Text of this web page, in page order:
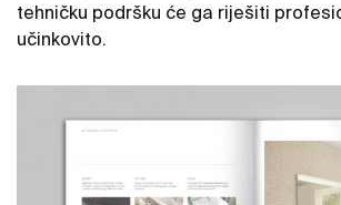
tehničku podršku će ga riješiti
učinkovito.